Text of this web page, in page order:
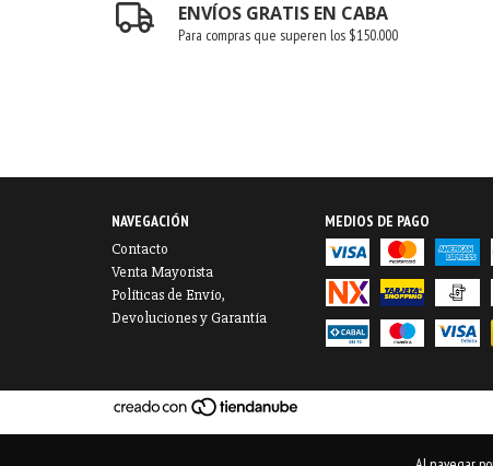
ENVÍOS GRATIS EN CABA
Para compras que superen los $150.000
NAVEGACIÓN
Contacto
Venta Mayorista
Políticas de Envío,
Devoluciones y Garantía
MEDIOS DE PAGO